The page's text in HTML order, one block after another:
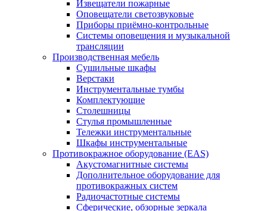
Извещатели пожарные
Оповещатели светозвуковые
Приборы приёмно-контрольные
Системы оповещения и музыкальной
трансляции
Производственная мебель
Cушильные шкафы
Верстаки
Инструментальные тумбы
Комплектующие
Столешницы
Стулья промышленные
Тележки инструментальные
Шкафы инструментальные
Противокражное оборудование (EAS)
Акустомагнитные системы
Дополнительное оборудование для
противокражных систем
Радиочастотные системы
Сферические, обзорные зеркала